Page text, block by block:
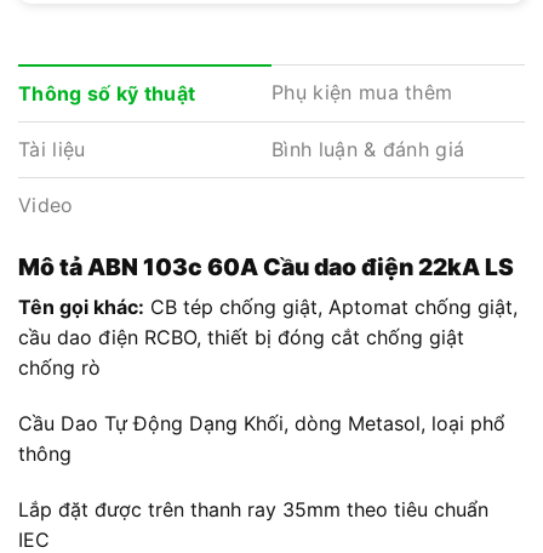
Thông số kỹ thuật Phụ kiện mua thêm
Tài liệu Bình luận & đánh giá
Video
Mô tả ABN 103c 60A Cầu dao điện 22kA LS
Tên gọi khác: CB tép chống giật, Aptomat chống giật,
cầu dao điện RCBO, thiết bị đóng cắt chống giật
chống rò
Cầu Dao Tự Động Dạng Khối, dòng Metasol, loại phổ
thông
Lắp đặt được trên thanh ray 35mm theo tiêu chuẩn
IEC